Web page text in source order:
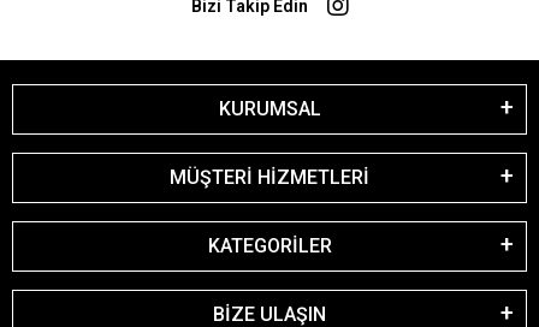
Bizi Takip Edin
KURUMSAL
MÜŞTERİ HİZMETLERİ
KATEGORİLER
BİZE ULAŞIN